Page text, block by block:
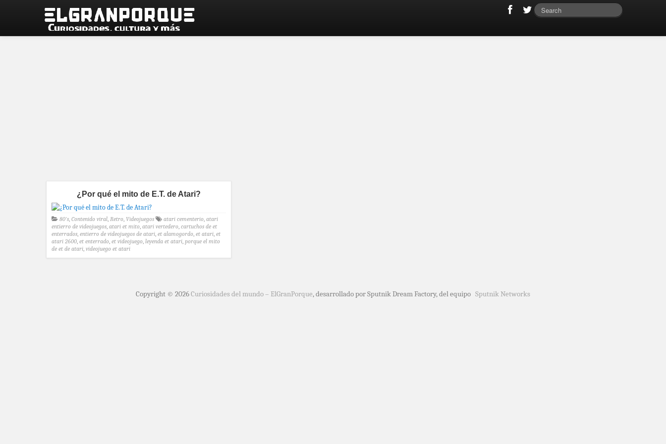
¿Por qué el mito de E.T. de Atari?
80's, Contenido viral, Retro, Videojuegos atari cementerio, atari
entierro de videojuegos, atari et mito, atari vertedero, cartuchos de et
enterrados, entierro de videojuegos de atari, et alamogordo, et atari, et
atari 2600, et enterrado, et videojuego, leyenda et atari, porque el mito
de et de atari, videojuego et atari
Copyright © 2026Curiosidades del mundo – ElGranPorque, desarrollado por Sputnik Dream Factory, del equipo Sputnik Networks